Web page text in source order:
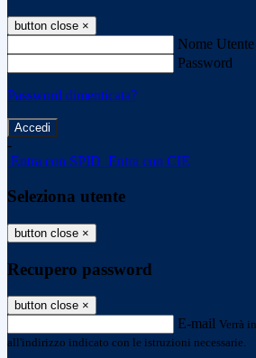
button close ×
Nome Utente
Password
Password dimenticata?
-
Entra con SPID Entra con CIE
Seleziona utente
button close ×
Recupero password
button close ×
E-mail Verrà
all'indirizzo indicato con le istruzioni necessarie.